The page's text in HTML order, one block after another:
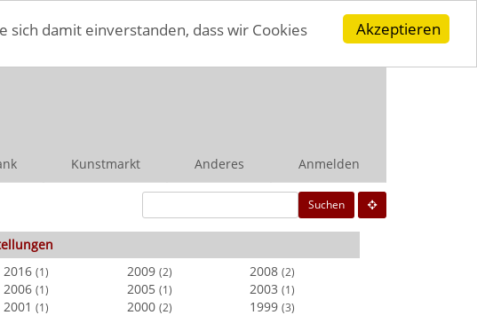
Akzeptieren
damit einverstanden, dass wir Cookies
Kunstmarkt Anderes Anmelden
Suchen
2016 (1) 2009 (2) 2008 (2)
2006 (1) 2005 (1) 2003 (1)
2001 (1) 2000 (2) 1999 (3)